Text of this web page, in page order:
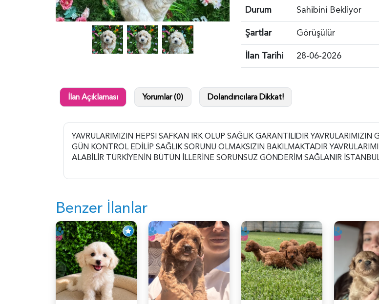
Durum
Sahibini Bekliyor
Şartlar
Görüşülür
İlan Tarihi
28-06-2026
İlan Açıklaması Yorumlar (0) Dolandırıcılara Dikkat!
YAVRULARIMIZIN HEPSİ SAFKAN IRK OLUP SAĞLIK GARANTİLİDİR YAVRULARIMIZIN
GÜN KONTROL EDİLİP SAĞLIK SORUNU OLMAKSIZIN BAKILMAKTADIR
ALABİLİR TÜRKİYENİN BÜTÜN İLLERİNE SORUNSUZ GÖNDERİM SAĞLANIR
Benzer İlanlar